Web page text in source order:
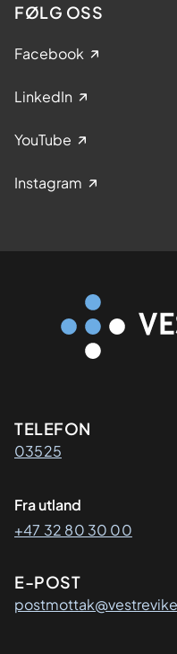
FØLG OSS
Facebook
LinkedIn
YouTube
Instagram
TELEFON
03525
Fra utland
+47 32 80 30 00
E-POST